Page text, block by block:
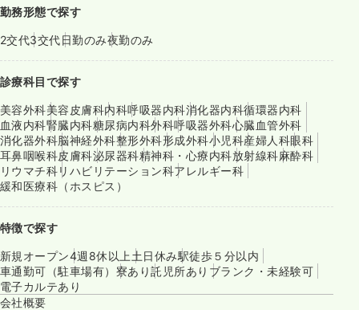
勤務形態で探す
2交代3交代日勤のみ夜勤のみ
診療科目で探す
美容外科美容皮膚科内科呼吸器内科消化器内科循環器内科
血液内科腎臓内科糖尿病内科外科呼吸器外科心臓血管外科
消化器外科脳神経外科整形外科形成外科小児科産婦人科眼科
耳鼻咽喉科皮膚科泌尿器科精神科・心療内科放射線科麻酔科
リウマチ科リハビリテーション科アレルギー科
緩和医療科（ホスピス）
特徴で探す
新規オープン4週8休以上 土日休み駅徒歩５分以内
車通勤可（駐車場有） 寮あり託児所あり ブランク・未経験可
電子カルテあり
会社概要